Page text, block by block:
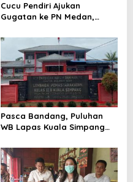
Cucu Pendiri Ajukan
Gugatan ke PN Medan,
Parulian
Pasca Bandang, Puluhan
WB Lapas Kuala Simpang
Kembali